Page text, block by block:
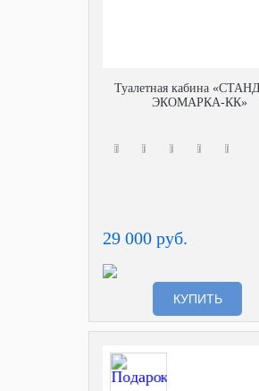
Туалетная кабина
ЭКОМАРКА-КК»
29 000 руб.
КУПИТЬ